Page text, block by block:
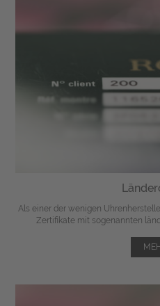
Als einer der wenigen
Zertifikate mit sogenannten